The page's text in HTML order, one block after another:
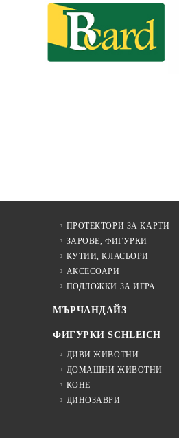
ПРОТЕКТОРИ ЗА КАРТИ
ЗАРОВЕ, ФИГУРКИ
КУТИИ, КЛАСЬОРИ
АКСЕСОАРИ
ПОДЛОЖКИ ЗА ИГРА
МЪРЧАНДАЙЗ
ФИГУРКИ SCHLEICH
ДИВИ ЖИВОТНИ
ДОМАШНИ ЖИВОТНИ
КОНЕ
ДИНОЗАВРИ